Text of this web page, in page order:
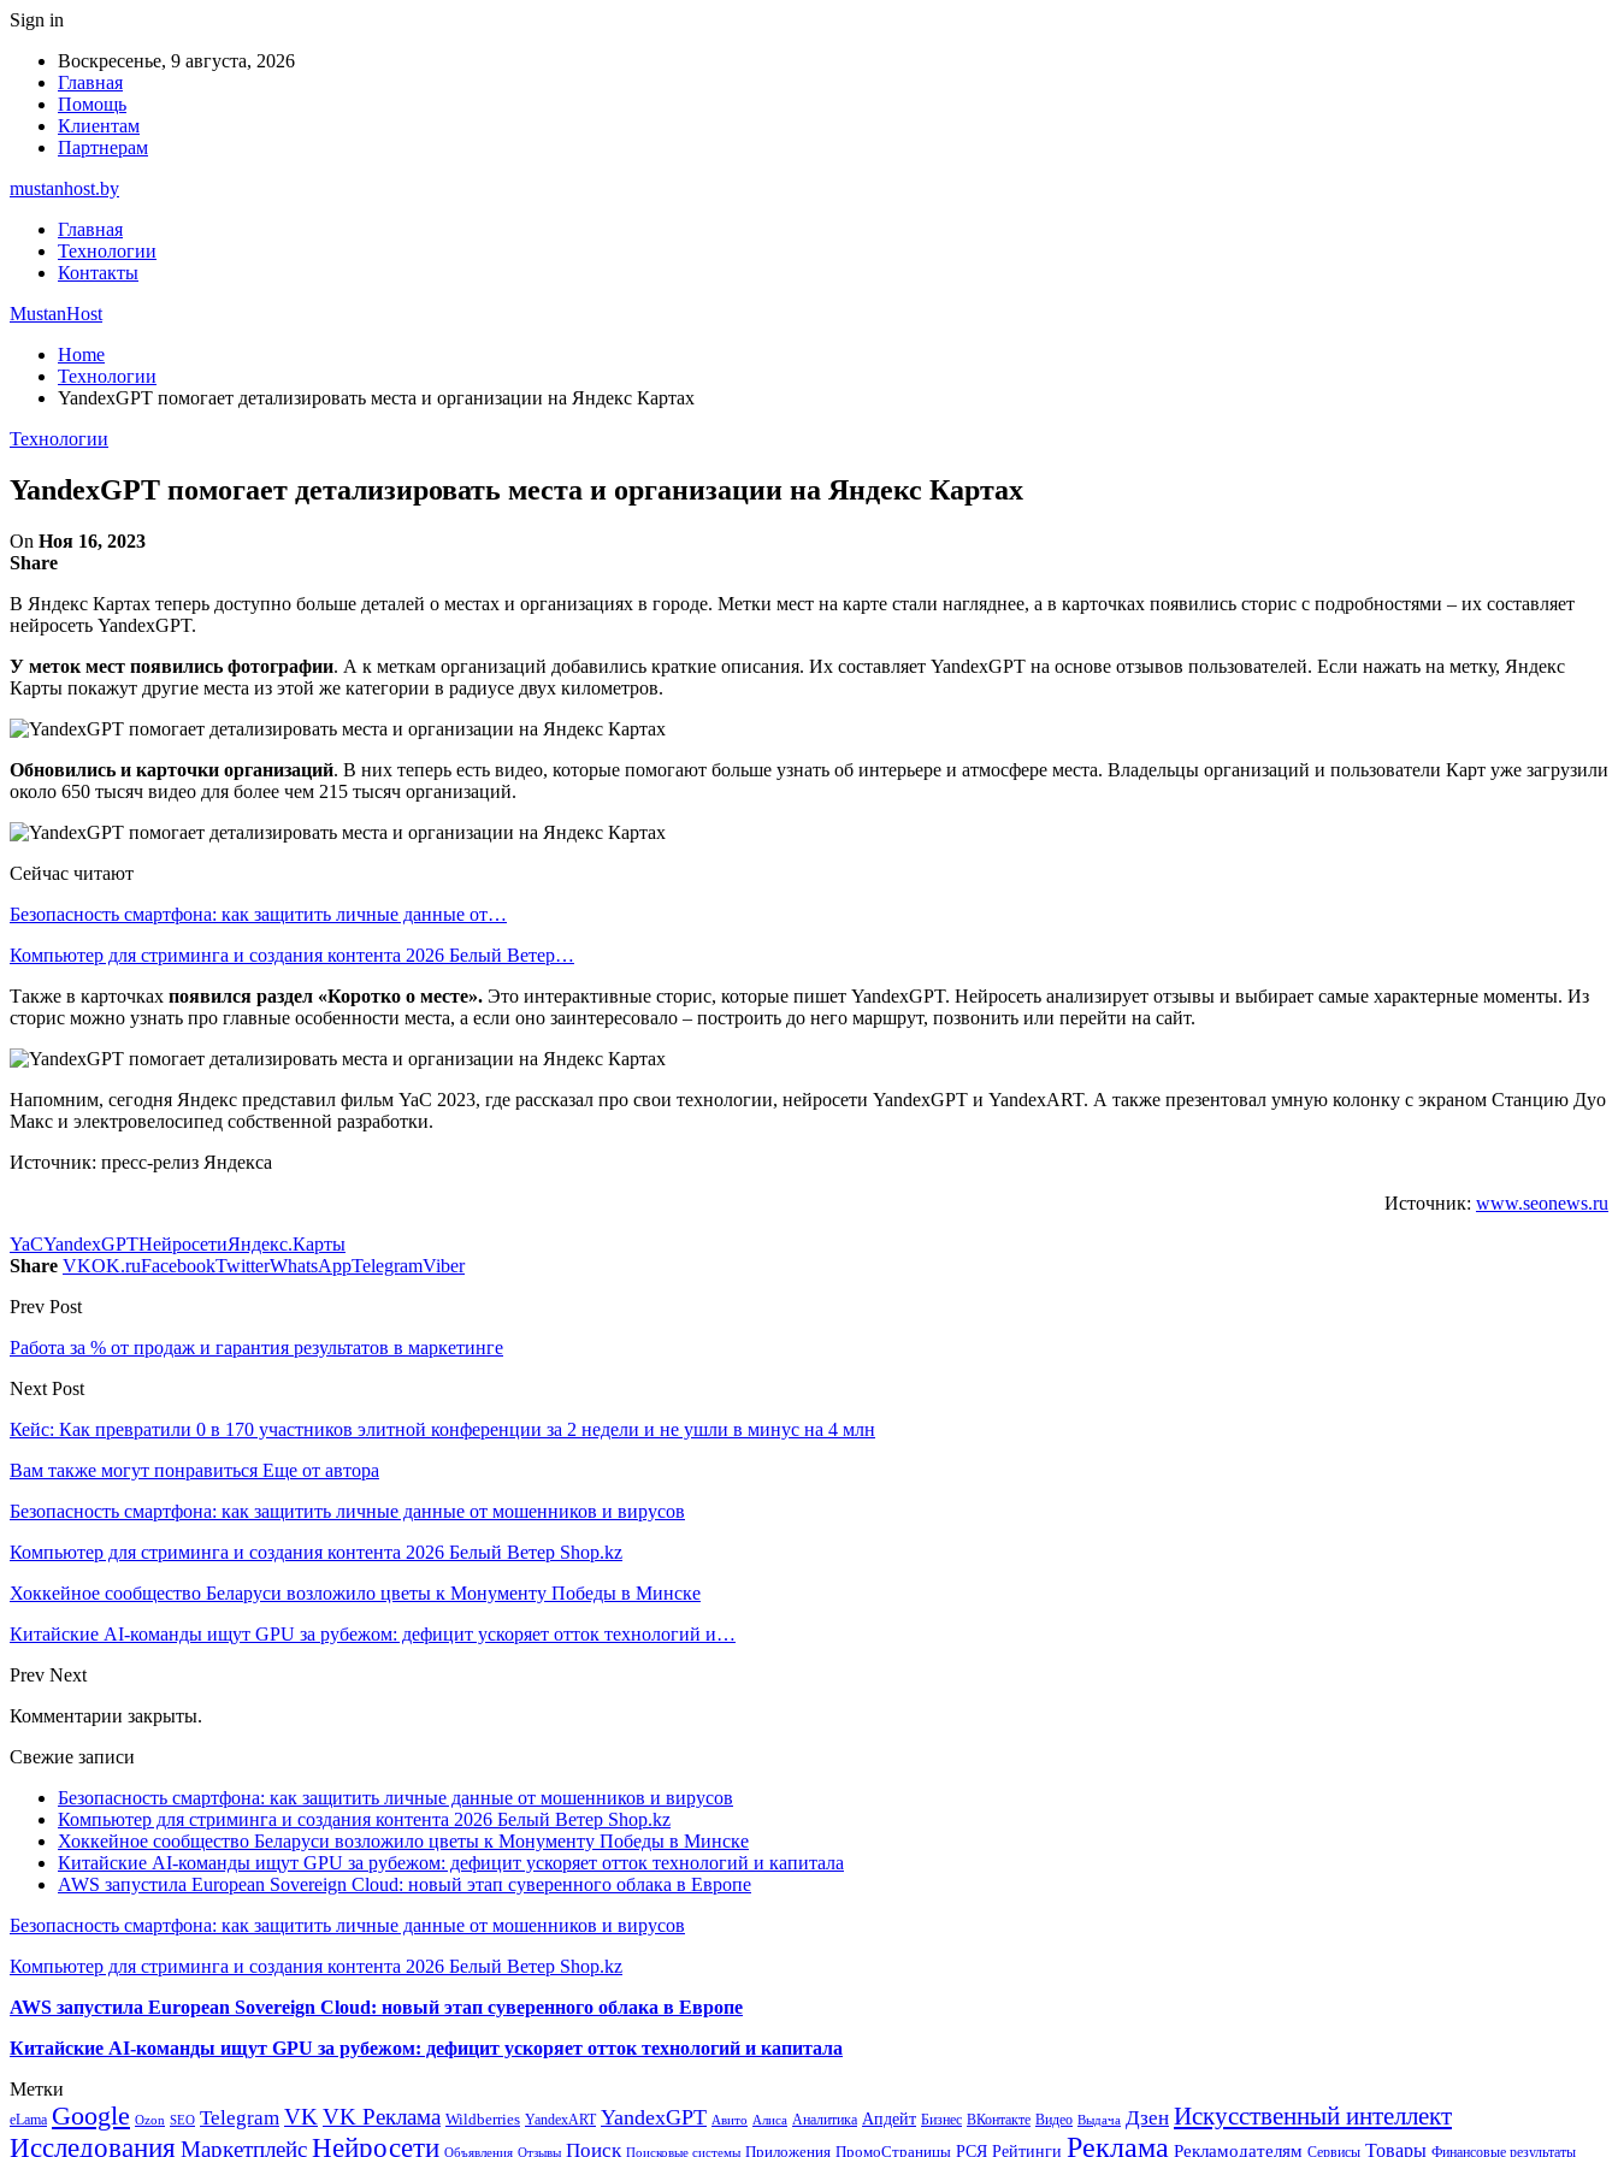
Sign in
Воскресенье, 9 августа, 2026
Главная
Помощь
Клиентам
Партнерам
mustanhost.by
Главная
Технологии
Контакты
MustanHost
Home
Технологии
YandexGPT помогает детализировать места и организации на Яндекс Картах
Технологии
YandexGPT помогает детализировать места и организации на Яндекс Картах
On Ноя 16, 2023
Share
В Яндекс Картах теперь доступно больше деталей о местах и организациях в городе. Метки мест на карте стали нагляднее, а в карточках появились сторис с подробностями – их составляет
нейросеть YandexGPT.
У меток мест появились фотографии. А к меткам организаций добавились краткие описания. Их составляет YandexGPT на основе отзывов пользователей. Если нажать на метку, Яндекс
Карты покажут другие места из этой же категории в радиусе двух километров.
Обновились и карточки организаций. В них теперь есть видео, которые помогают больше узнать об интерьере и атмосфере места. Владельцы организаций и пользователи Карт уже загрузили
около 650 тысяч видео для более чем 215 тысяч организаций.
Сейчас читают
Безопасность смартфона: как защитить личные данные от…
Компьютер для стриминга и создания контента 2026 Белый Ветер…
Также в карточках появился раздел «Коротко о месте». Это интерактивные сторис, которые пишет YandexGPT. Нейросеть анализирует отзывы и выбирает самые характерные моменты. Из
сторис можно узнать про главные особенности места, а если оно заинтересовало – построить до него маршрут, позвонить или перейти на сайт.
Напомним, сегодня Яндекс представил фильм YaC 2023, где рассказал про свои технологии, нейросети YandexGPT и YandexART. А также презентовал умную колонку с экраном Станцию Дуо
Макс и электровелосипед собственной разработки.
Источник: пресс-релиз Яндекса
Источник: www.seonews.ru
YaCYandexGPTНейросетиЯндекс.Карты
Share VKOK.ruFacebookTwitterWhatsAppTelegramViber
Prev Post
Работа за % от продаж и гарантия результатов в маркетинге
Next Post
Кейс: Как превратили 0 в 170 участников элитной конференции за 2 недели и не ушли в минус на 4 млн
Вам также могут понравиться Еще от автора
Безопасность смартфона: как защитить личные данные от мошенников и вирусов
Компьютер для стриминга и создания контента 2026 Белый Ветер Shop.kz
Хоккейное сообщество Беларуси возложило цветы к Монументу Победы в Минске
Китайские AI-команды ищут GPU за рубежом: дефицит ускоряет отток технологий и…
Prev Next
Комментарии закрыты.
Свежие записи
Безопасность смартфона: как защитить личные данные от мошенников и вирусов
Компьютер для стриминга и создания контента 2026 Белый Ветер Shop.kz
Хоккейное сообщество Беларуси возложило цветы к Монументу Победы в Минске
Китайские AI-команды ищут GPU за рубежом: дефицит ускоряет отток технологий и капитала
AWS запустила European Sovereign Cloud: новый этап суверенного облака в Европе
Безопасность смартфона: как защитить личные данные от мошенников и вирусов
Компьютер для стриминга и создания контента 2026 Белый Ветер Shop.kz
AWS запустила European Sovereign Cloud: новый этап суверенного облака в Европе
Китайские AI-команды ищут GPU за рубежом: дефицит ускоряет отток технологий и капитала
Метки
eLama Google Ozon SEO Telegram VK VK Реклама Wildberries YandexART YandexGPT Авито Алиса Аналитика Апдейт Бизнес ВКонтакте Видео Выдача Дзен Искусственный интеллект
Исследования МаркетплейсНейросети Объявления Отзывы Поиск Поисковые системы Приложения ПромоСтраницы РСЯ Рейтинги Реклама Рекламодателям Сервисы Товары Финансовые результаты